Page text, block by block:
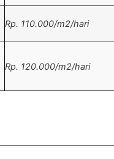
Rp. 110.000/m2/hari
Rp. 120.000/m2/hari